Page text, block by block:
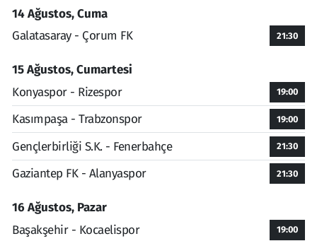
14 Ağustos, Cuma
Galatasaray - Çorum FK
21:30
15 Ağustos, Cumartesi
Konyaspor - Rizespor
19:00
Kasımpaşa - Trabzonspor 19:00
Gençlerbirliği S.K. - Fenerbahçe 21:30
Gaziantep FK - Alanyaspor 21:30
16 Ağustos, Pazar
Başakşehir - Kocaelispor
19:00